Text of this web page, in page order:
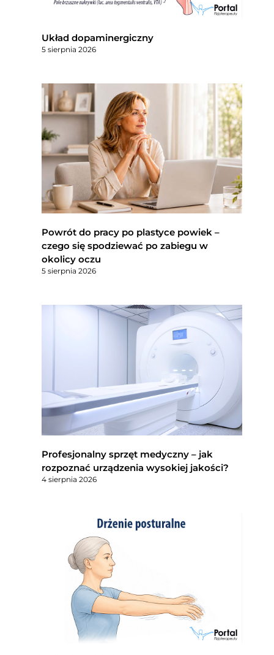
Układ dopaminergiczny
5 sierpnia 2026
Powrót do pracy po plastyce powiek –
czego się spodziewać po zabiegu w
okolicy oczu
5 sierpnia 2026
Profesjonalny sprzęt medyczny – jak
rozpoznać urządzenia wysokiej jakości?
4 sierpnia 2026